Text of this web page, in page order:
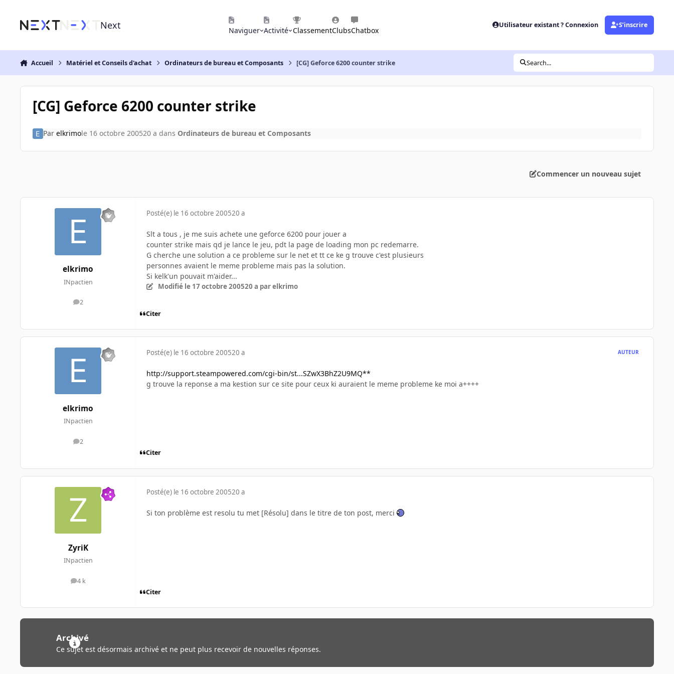
Next Naviguer Activité ClassementClubsChatbox
Utilisateur existant ? Connexion S’inscrire
Accueil Matériel et Conseils d'achat Ordinateurs de bureau et Composants [CG] Geforce 6200 counter strike Search...
[CG] Geforce 6200 counter strike
Par elkrimole 16 octobre 200520 a dans Ordinateurs de bureau et Composants
Commencer un nouveau sujet
elkrimo
INpactien
2
messages
Posté(e) le 16 octobre 200520 a
Slt a tous , je me suis achete une geforce 6200 pour jouer a
counter strike mais qd je lance le jeu, pdt la page de loading mon pc redemarre.
G cherche une solution a ce probleme sur le net et tt ce ke g trouve c'est plusieurs
personnes avaient le meme probleme mais pas la solution.
Si kelk'un pouvait m'aider...
Modifié le 17 octobre 200520 a par elkrimo
Citer
elkrimo
INpactien
2
messages
Posté(e) le 16 octobre 200520 a AUTEUR
http://support.steampowered.com/cgi-bin/st...SZwX3BhZ2U9MQ**
g trouve la reponse a ma kestion sur ce site pour ceux ki auraient le meme probleme ke moi a++++
Citer
ZyriK
INpactien
4 k
messages
Posté(e) le 16 octobre 200520 a
Si ton problème est resolu tu met [Résolu] dans le titre de ton post, merci
Citer
Archivé
Ce sujet est désormais archivé et ne peut plus recevoir de nouvelles réponses.